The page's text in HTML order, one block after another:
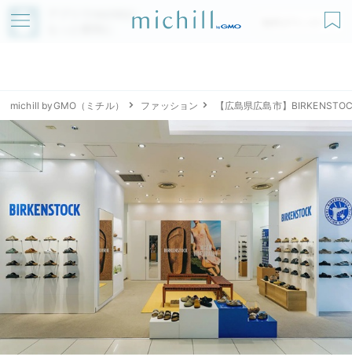
アプリでmichillが
無料ダウンロード
michill byGMO（ミチル） ファッション 【広島県広島市】